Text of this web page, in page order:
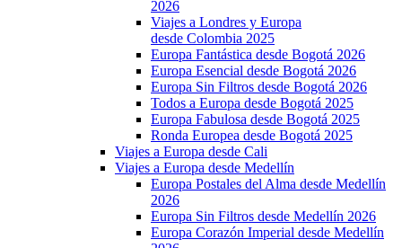
2026
Viajes a Londres y Europa
desde Colombia 2025
Europa Fantástica desde Bogotá 2026
Europa Esencial desde Bogotá 2026
Europa Sin Filtros desde Bogotá 2026
Todos a Europa desde Bogotá 2025
Europa Fabulosa desde Bogotá 2025
Ronda Europea desde Bogotá 2025
Viajes a Europa desde Cali
Viajes a Europa desde Medellín
Europa Postales del Alma desde Medellín
2026
Europa Sin Filtros desde Medellín 2026
Europa Corazón Imperial desde Medellín